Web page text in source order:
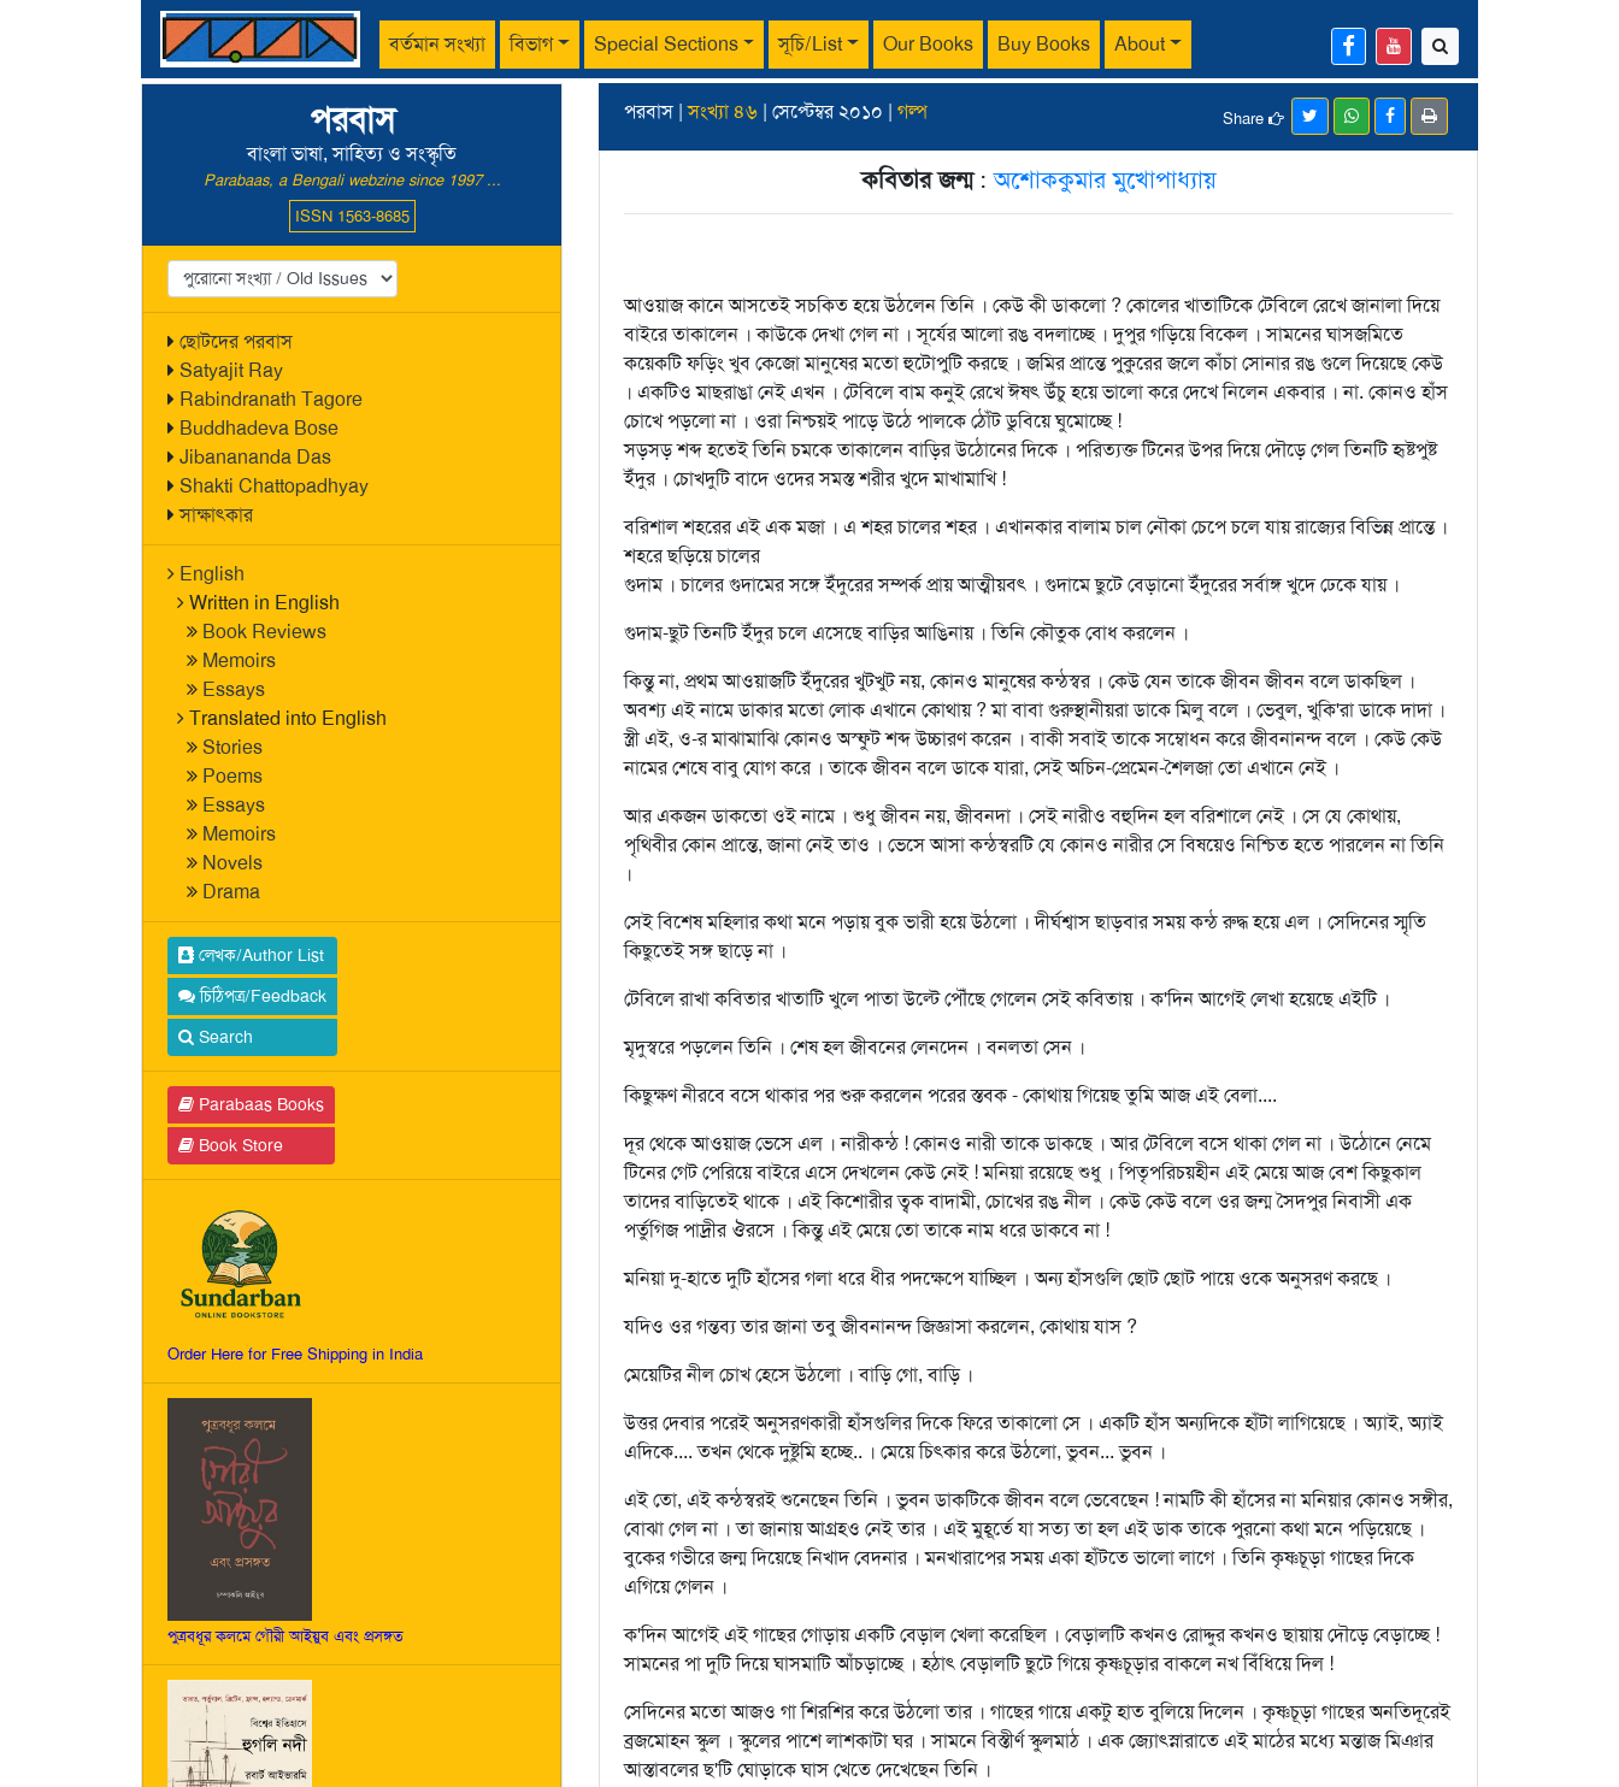
বর্তমান সংখ্যা বিভাগ Special Sections সূচি/List Our Books Buy Books About
পরবাস
বাংলা ভাষা, সাহিত্য ও সংস্কৃতি
Parabaas, a Bengali webzine since 1997 ...
ISSN 1563-8685
ছোটদের পরবাস
Satyajit Ray
Rabindranath Tagore
Buddhadeva Bose
Jibanananda Das
Shakti Chattopadhyay
সাক্ষাৎকার
English
Written in English
Book Reviews
Memoirs
Essays
Translated into English
Stories
Poems
Essays
Memoirs
Novels
Drama
লেখক/Author List
চিঠিপত্র/Feedback
Search
Parabaas Books
Book Store
Order Here for Free Shipping in India
পুত্রবধূর কলমে গৌরী আইয়ুব এবং প্রসঙ্গত
পরবাস |সংখ্যা ৪৬ | সেপ্টেম্বর ২০১০ | গল্প Share
কবিতার জন্ম:অশোককুমার মুখোপাধ্যায়
আওয়াজ কানে আসতেই সচকিত হয়ে উঠলেন তিনি । কেউ কী ডাকলো ? কোলের খাতাটিকে টেবিলে রেখে জানালা দিয়ে
বাইরে তাকালেন । কাউকে দেখা গেল না । সূর্যের আলো রঙ বদলাচ্ছে । দুপুর গড়িয়ে বিকেল । সামনের ঘাসজমিতে
কয়েকটি ফড়িং খুব কেজো মানুষের মতো হুটোপুটি করছে । জমির প্রান্তে পুকুরের জলে কাঁচা সোনার রঙ গুলে দিয়েছে কেউ
। একটিও মাছরাঙা নেই এখন । টেবিলে বাম কনুই রেখে ঈষৎ উঁচু হয়ে ভালো করে দেখে নিলেন একবার । না. কোনও হাঁস
চোখে পড়লো না । ওরা নিশ্চয়ই পাড়ে উঠে পালকে ঠোঁট ডুবিয়ে ঘুমোচ্ছে !
সড়সড় শব্দ হতেই তিনি চমকে তাকালেন বাড়ির উঠোনের দিকে । পরিত্যক্ত টিনের উপর দিয়ে দৌড়ে গেল তিনটি হৃষ্টপুষ্ট
ইঁদুর । চোখদুটি বাদে ওদের সমস্ত শরীর খুদে মাখামাখি !
বরিশাল শহরের এই এক মজা । এ শহর চালের শহর । এখানকার বালাম চাল নৌকা চেপে চলে যায় রাজ্যের বিভিন্ন প্রান্তে ।
শহরে ছড়িয়ে চালের
গুদাম । চালের গুদামের সঙ্গে ইঁদুরের সম্পর্ক প্রায় আত্মীয়বৎ । গুদামে ছুটে বেড়ানো ইঁদুরের সর্বাঙ্গ খুদে ঢেকে যায় ।
গুদাম-ছুট তিনটি ইঁদুর চলে এসেছে বাড়ির আঙিনায় । তিনি কৌতুক বোধ করলেন ।
কিন্তু না, প্রথম আওয়াজটি ইঁদুরের খুটখুট নয়, কোনও মানুষের কন্ঠস্বর । কেউ যেন তাকে জীবন জীবন বলে ডাকছিল ।
অবশ্য এই নামে ডাকার মতো লোক এখানে কোথায় ? মা বাবা গুরুস্থানীয়রা ডাকে মিলু বলে । ভেবুল, খুকি'রা ডাকে দাদা ।
স্ত্রী এই, ও-র মাঝামাঝি কোনও অস্ফুট শব্দ উচ্চারণ করেন । বাকী সবাই তাকে সম্বোধন করে জীবনানন্দ বলে । কেউ কেউ
নামের শেষে বাবু যোগ করে । তাকে জীবন বলে ডাকে যারা, সেই অচিন-প্রেমেন-শৈলজা তো এখানে নেই ।
আর একজন ডাকতো ওই নামে । শুধু জীবন নয়, জীবনদা । সেই নারীও বহুদিন হল বরিশালে নেই । সে যে কোথায়,
পৃথিবীর কোন প্রান্তে, জানা নেই তাও । ভেসে আসা কন্ঠস্বরটি যে কোনও নারীর সে বিষয়েও নিশ্চিত হতে পারলেন না তিনি
।
সেই বিশেষ মহিলার কথা মনে পড়ায় বুক ভারী হয়ে উঠলো । দীর্ঘশ্বাস ছাড়বার সময় কন্ঠ রুদ্ধ হয়ে এল । সেদিনের স্মৃতি
কিছুতেই সঙ্গ ছাড়ে না ।
টেবিলে রাখা কবিতার খাতাটি খুলে পাতা উল্টে পৌঁছে গেলেন সেই কবিতায় । ক'দিন আগেই লেখা হয়েছে এইটি ।
মৃদুস্বরে পড়লেন তিনি । শেষ হল জীবনের লেনদেন । বনলতা সেন ।
কিছুক্ষণ নীরবে বসে থাকার পর শুরু করলেন পরের স্তবক - কোথায় গিয়েছ তুমি আজ এই বেলা....
দূর থেকে আওয়াজ ভেসে এল । নারীকন্ঠ ! কোনও নারী তাকে ডাকছে । আর টেবিলে বসে থাকা গেল না । উঠোনে নেমে
টিনের গেট পেরিয়ে বাইরে এসে দেখলেন কেউ নেই ! মনিয়া রয়েছে শুধু । পিতৃপরিচয়হীন এই মেয়ে আজ বেশ কিছুকাল
তাদের বাড়িতেই থাকে । এই কিশোরীর ত্বক বাদামী, চোখের রঙ নীল । কেউ কেউ বলে ওর জন্ম সৈদপুর নিবাসী এক
পর্তুগিজ পাদ্রীর ঔরসে । কিন্তু এই মেয়ে তো তাকে নাম ধরে ডাকবে না !
মনিয়া দু-হাতে দুটি হাঁসের গলা ধরে ধীর পদক্ষেপে যাচ্ছিল । অন্য হাঁসগুলি ছোট ছোট পায়ে ওকে অনুসরণ করছে ।
যদিও ওর গন্তব্য তার জানা তবু জীবনানন্দ জিজ্ঞাসা করলেন, কোথায় যাস ?
মেয়েটির নীল চোখ হেসে উঠলো । বাড়ি গো, বাড়ি ।
উত্তর দেবার পরেই অনুসরণকারী হাঁসগুলির দিকে ফিরে তাকালো সে । একটি হাঁস অন্যদিকে হাঁটা লাগিয়েছে । অ্যাই, অ্যাই
এদিকে.... তখন থেকে দুষ্টুমি হচ্ছে.. । মেয়ে চিত্কার করে উঠলো, ভুবন... ভুবন ।
এই তো, এই কন্ঠস্বরই শুনেছেন তিনি । ভুবন ডাকটিকে জীবন বলে ভেবেছেন ! নামটি কী হাঁসের না মনিয়ার কোনও সঙ্গীর,
বোঝা গেল না । তা জানায় আগ্রহও নেই তার । এই মুহূর্তে যা সত্য তা হল এই ডাক তাকে পুরনো কথা মনে পড়িয়েছে ।
বুকের গভীরে জন্ম দিয়েছে নিখাদ বেদনার । মনখারাপের সময় একা হাঁটতে ভালো লাগে । তিনি কৃষ্ণচূড়া গাছের দিকে
এগিয়ে গেলন ।
ক'দিন আগেই এই গাছের গোড়ায় একটি বেড়াল খেলা করেছিল । বেড়ালটি কখনও রোদ্দুর কখনও ছায়ায় দৌড়ে বেড়াচ্ছে !
সামনের পা দুটি দিয়ে ঘাসমাটি আঁচড়াচ্ছে । হঠাৎ বেড়ালটি ছুটে গিয়ে কৃষ্ণচূড়ার বাকলে নখ বিঁধিয়ে দিল !
সেদিনের মতো আজও গা শিরশির করে উঠলো তার । গাছের গায়ে একটু হাত বুলিয়ে দিলেন । কৃষ্ণচূড়া গাছের অনতিদূরেই
ব্রজমোহন স্কুল । স্কুলের পাশে লাশকাটা ঘর । সামনে বিস্তীর্ণ স্কুলমাঠ । এক জ্যোত্স্নারাতে এই মাঠের মধ্যে মন্তাজ মিঞার
আস্তাবলের ছ'টি ঘোড়াকে ঘাস খেতে দেখেছেন তিনি ।